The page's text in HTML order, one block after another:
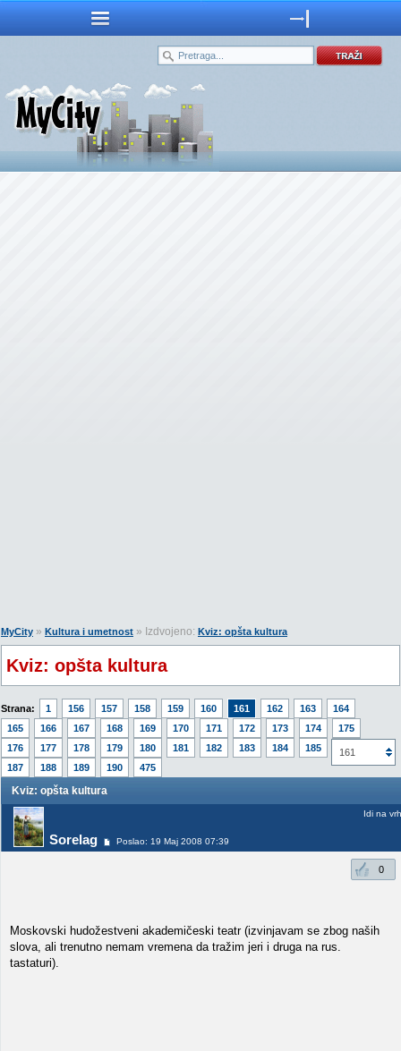
MyCity » Kultura i umetnost » Izdvojeno: Kviz: opšta kultura
Kviz: opšta kultura
Strana: 1 156 157 158 159 160 161 162 163
164
165
166 167 168 169 170 171 172 173 174
175
176
177 178 179 180 181 182 183 184 185
186
187
188 189 190 475
161
Kviz: opšta kultura
Sorelag Poslao: 19 Maj 2008 07:39
Idi na vrh
0
Moskovski hudožestveni akademičeski teatr (izvinjavam se zbog naših
slova, ali trenutno nemam vremena da tražim jeri i druga na rus.
tastaturi).